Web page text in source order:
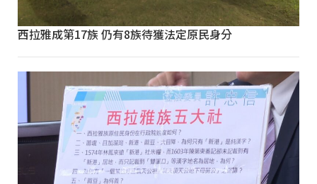
西拉雅成第17族 仍有8族待獲法定原民身分